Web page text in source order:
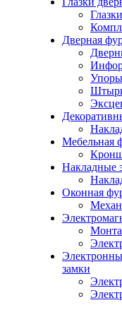
Глазки
Дверная
Мебельная
Накладные
Оконная
замки